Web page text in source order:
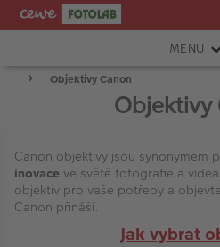
MENU
FOTOAPARÁTY
ATELIÉR
INSTAX™
TISKÁRNY A SKENERY
Objektivy Canon
Objektivy
enter
collapse
expand
CENA
Spodní
hranice
Horní
hranice
Canon objektivy jsou synonymem
inovace ve světě fotografie a
objektiv pro vaše potřeby a
Canon přináší.
Jak vybrat
Product
List